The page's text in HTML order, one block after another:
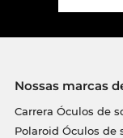
Nossas marcas
Carrera Óculos de
Polaroid Óculos de